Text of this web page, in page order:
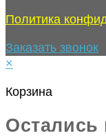
Политика
Заказать звонок
×
Корзина